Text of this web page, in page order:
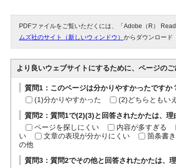
PDFファイルをご覧いただくには、「Adobe（R）
ムズ社のサイト（新しいウィンドウ） からダウンロード
より良いウェブサイトにするために、ページのご
質問1：このページは分かりやすかったですか
(1)分かりやすかった
(2)どちらともい
質問2：質問1で(2)(3)と回答されたかたは、理
ページを探しにくい
内容が多すぎる
い
文章の表現が分かりにくい 箇条書
の他
質問3：質問2でその他と回答されたかたは、